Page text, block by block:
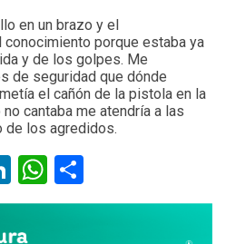
en un brazo y el
conocimiento porque estaba ya
y de los golpes. Me
de seguridad que dónde
el cañón de la pistola en la
cantaba me atendría a las
de los agredidos.
LinkedIn
WhatsApp